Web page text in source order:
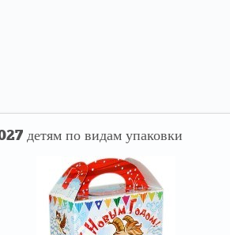
детям по видам упаковки